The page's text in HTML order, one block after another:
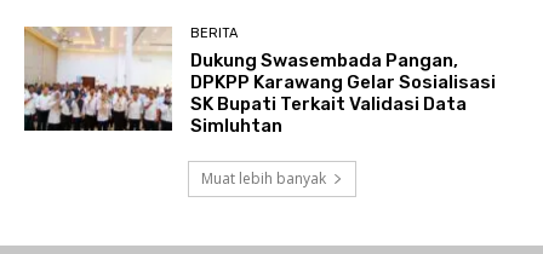
BERITA
Dukung Swasembada Pangan,
DPKPP Karawang Gelar Sosialisasi
SK Bupati Terkait Validasi Data
Simluhtan
Muat lebih banyak